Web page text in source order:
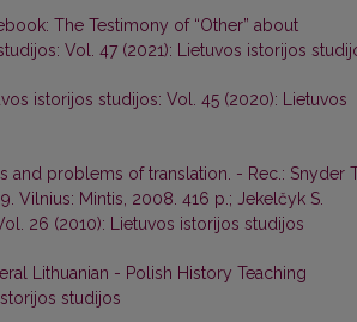
The Testimony of “Other” about
Vol. 47 (2021): Lietuvos istorijos
istorijos studijos: Vol. 45 (2020): Lietuvos
and problems of translation. - Rec.: Snyder
Vilnius: Mintis, 2008. 416 p.; Jekelčyk S.
26 (2010): Lietuvos istorijos studijos
Lithuanian - Polish History Teaching
studijos